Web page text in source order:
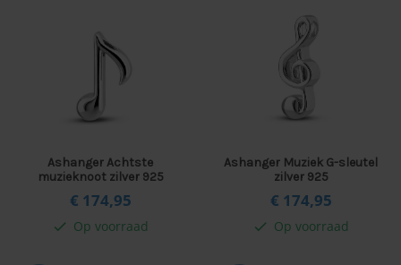
Ashanger Achtste
muzieknoot zilver 925
€ 174,95
check Op voorraad
Ashanger Muziek G-sleutel
zilver 925
€ 174,95
check Op voorraad